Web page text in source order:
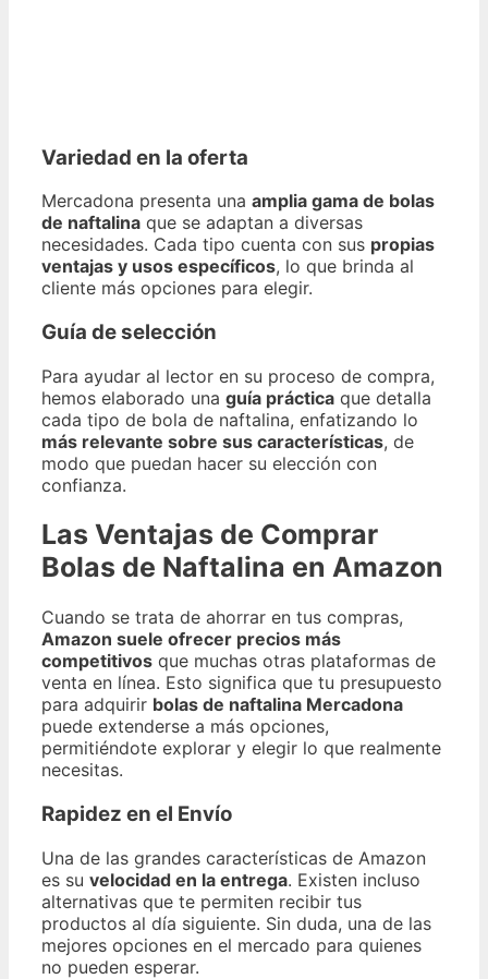
Variedad en la oferta
Mercadona presenta una amplia gama de bolas
de naftalina que se adaptan a diversas
necesidades. Cada tipo cuenta con sus propias
ventajas y usos específicos, lo que brinda al
cliente más opciones para elegir.
Guía de selección
Para ayudar al lector en su proceso de compra,
hemos elaborado una guía práctica que detalla
cada tipo de bola de naftalina, enfatizando lo
más relevante sobre sus características, de
modo que puedan hacer su elección con
confianza.
Las Ventajas de Comprar
Bolas de Naftalina en Amazon
Cuando se trata de ahorrar en tus compras,
Amazon suele ofrecer precios más
competitivos que muchas otras plataformas de
venta en línea. Esto significa que tu presupuesto
para adquirir bolas de naftalina Mercadona
puede extenderse a más opciones,
permitiéndote explorar y elegir lo que realmente
necesitas.
Rapidez en el Envío
Una de las grandes características de Amazon
es su velocidad en la entrega. Existen incluso
alternativas que te permiten recibir tus
productos al día siguiente. Sin duda, una de las
mejores opciones en el mercado para quienes
no pueden esperar.